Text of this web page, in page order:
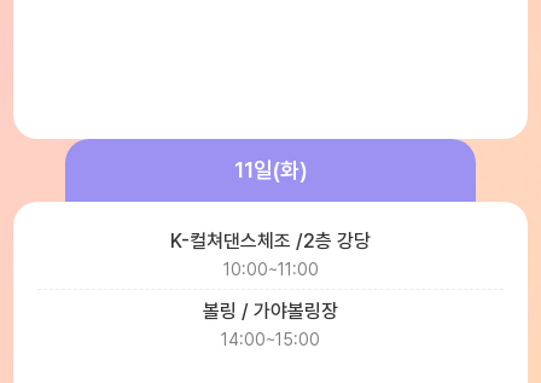
11일(화)
K-컬쳐댄스체조 /2층 강당
10:00~11:00
볼링 / 가야볼링장
14:00~15:00